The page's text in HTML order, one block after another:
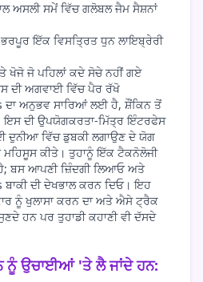
ਅਸਲੀ ਸਮੇਂ ਵਿੱਚ ਗਲੋਬਲ ਜੈਮ ਸੈਸ਼ਨਾਂ
ਇੱਕ ਵਿਸਤ੍ਰਿਤ ਧੁਨ ਲਾਇਬ੍ਰੇਰੀ
ਖੋਜੋ ਜੋ ਪਹਿਲਾਂ ਕਦੇ ਸੋਚੇ ਨਹੀਂ ਗਏ
ਦੀ ਅਗਵਾਈ ਵਿੱਚ ਪੈਰ ਰੱਖੋ
ਦਾ ਅਨੁਭਵ ਸਾਰਿਆਂ ਲਈ ਹੈ, ਸ਼ੌਂਕਿਨ ਤੋਂ
ਇਸ ਦੀ ਉਪਯੋਗਕਰਤਾ-ਮਿੱਤ੍ਰ ਇੰਟਰਫੇਸ
ਦੁਨੀਆ ਵਿੱਚ ਡੁਬਕੀ ਲਗਾਉਣ ਦੇ ਯੋਗ
ਮਹਿਸੂਸ ਕੀਤੇ। ਤੁਹਾਨੂੰ ਇੱਕ ਟੈਕਨੋਲੋਜੀ
ਬਸ ਆਪਣੀ ਜ਼ਿੰਦਗੀ ਲਿਆਓ ਅਤੇ
ਦੀ ਦੇਖਭਾਲ ਕਰਨ ਦਿਓ। ਇਹ
ਨੂੰ ਖੁਲਾਸਾ ਕਰਨ ਦਾ ਅਤੇ ਐਸੇ ਟ੍ਰੈਕ
ਹਨ ਪਰ ਤੁਹਾਡੀ ਕਹਾਣੀ ਵੀ ਦੱਸਦੇ
ਨੂੰ ਉਚਾਈਆਂ 'ਤੇ ਲੈ ਜਾਂਦੇ ਹਨ: